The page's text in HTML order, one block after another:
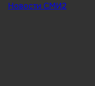
Новости СМИ2